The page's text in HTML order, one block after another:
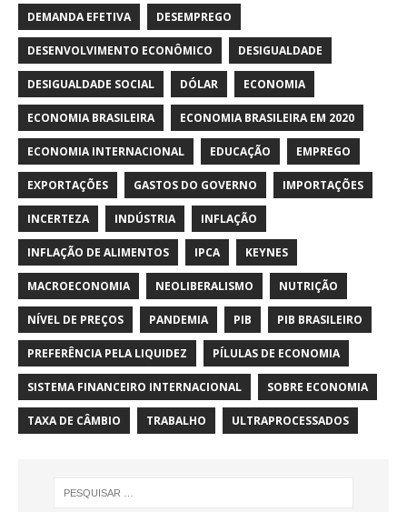
DEMANDA EFETIVA DESEMPREGO
DESENVOLVIMENTO ECONÔMICO DESIGUALDADE
DESIGUALDADE SOCIAL DÓLAR ECONOMIA
ECONOMIA BRASILEIRA ECONOMIA BRASILEIRA EM 2020
ECONOMIA INTERNACIONAL EDUCAÇÃO EMPREGO
EXPORTAÇÕES GASTOS DO GOVERNO IMPORTAÇÕES
INCERTEZA INDÚSTRIA INFLAÇÃO
INFLAÇÃO DE ALIMENTOS IPCA KEYNES
MACROECONOMIA NEOLIBERALISMO NUTRIÇÃO
NÍVEL DE PREÇOS PANDEMIA PIB PIB BRASILEIRO
PREFERÊNCIA PELA LIQUIDEZ PÍLULAS DE ECONOMIA
SISTEMA FINANCEIRO INTERNACIONAL SOBRE ECONOMIA
TAXA DE CÂMBIO TRABALHO ULTRAPROCESSADOS